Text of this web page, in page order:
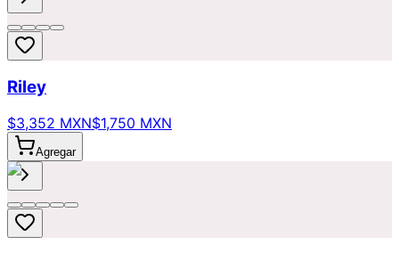
Riley
$3,352 MXN$1,750 MXN
Agregar